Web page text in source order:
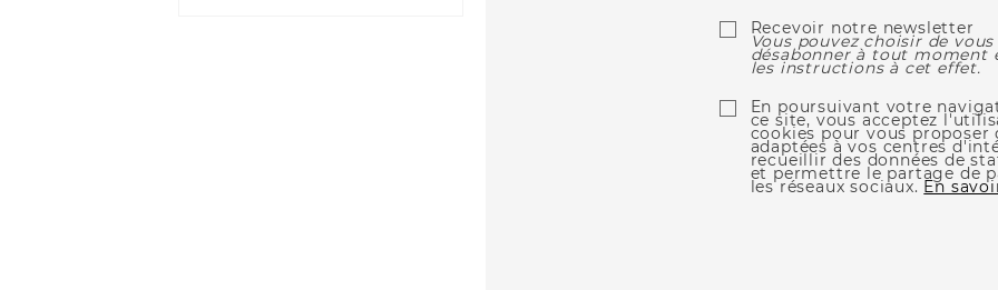
Recevoir notre newsletter
Vous pouvez choisir de vous
désabonner à tout moment
les instructions à cet effet.
En poursuivant votre
ce site, vous acceptez
cookies pour vous proposer
adaptées à vos centres
recueillir des données de
et permettre le partage de
les réseaux sociaux. En